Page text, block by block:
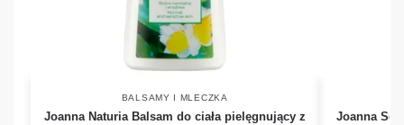
BALSAMY I MLECZKA
Joanna Naturia Balsam do ciała pielęgnujący z
Joanna